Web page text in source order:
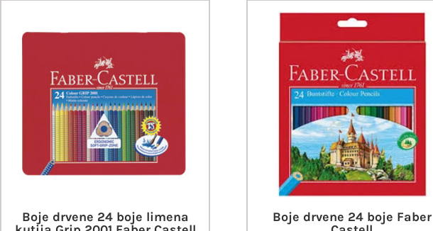
Boje drvene 24 boje limena
Boje drvene 24 boje Faber